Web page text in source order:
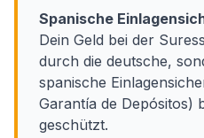
Spanische
Dein Geld bei der
durch die deutsche,
spanische
Garantía de Depósitos)
geschützt.